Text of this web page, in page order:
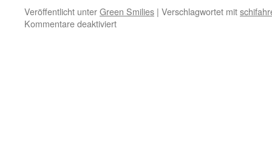
Veröffentlicht unterGreen Smilies | Verschlagwortet mit
Kommentare deaktiviertfür